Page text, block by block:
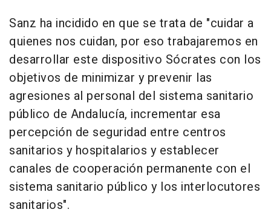
Sanz ha incidido en que se trata de "cuidar a
quienes nos cuidan, por eso trabajaremos en
desarrollar este dispositivo Sócrates con los
objetivos de minimizar y prevenir las
agresiones al personal del sistema sanitario
público de Andalucía, incrementar esa
percepción de seguridad entre centros
sanitarios y hospitalarios y establecer
canales de cooperación permanente con el
sistema sanitario público y los interlocutores
sanitarios".